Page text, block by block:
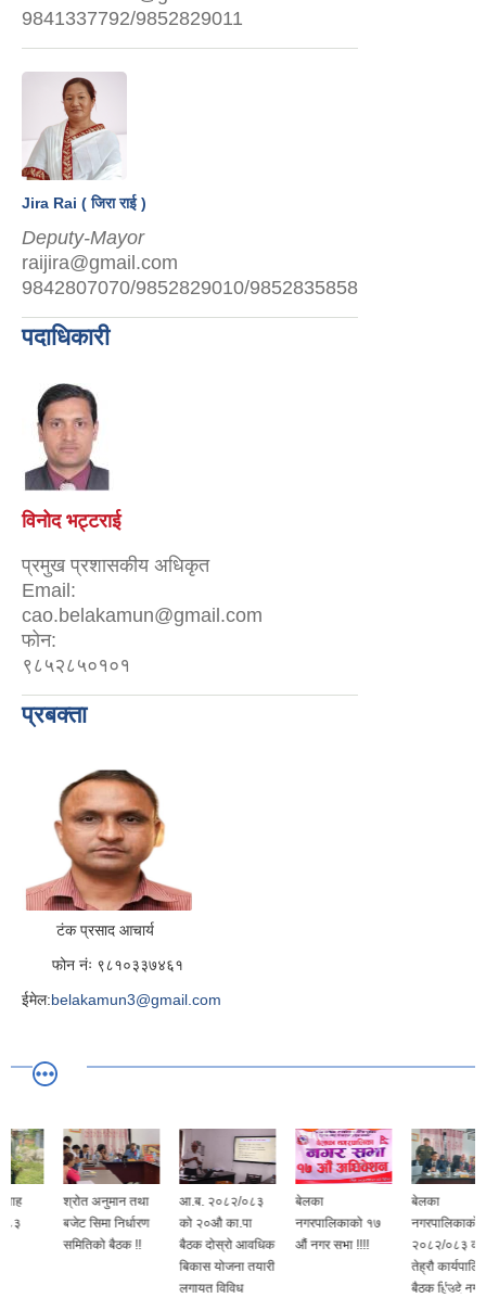
9841337792/9852829011
Jira Rai ( जिरा राई )
Deputy-Mayor
raijira@gmail.com
9842807070/9852829010/9852835858
पदाधिकारी
विनोद भट्टराई
प्रमुख प्रशासकीय अधिकृत
Email:
cao.belakamun@gmail.com
फोन:
९८५२८५०१०१
प्रबक्ता
टंक प्रसाद आचार्य
फोन नंः ९८१०३३७४६१
ईमेल:belakamun3@gmail.com
श्रोत अनुमान तथा
बजेट सिमा निर्धारण
समितिको बैठक !!
आ.ब. २०८२/०८३
को २०औ का.पा
बैठक दोस्रो आवधिक
बिकास योजना तयारी
लगायत विविध
बेलका
नगरपालिकाको १७
औं नगर सभा !!!!
नगरपालिकाको आ.ब.
२०८२/०८३ को
तेह्रौ कार्यपालिका
बैठक हिंउदे नगर सभा